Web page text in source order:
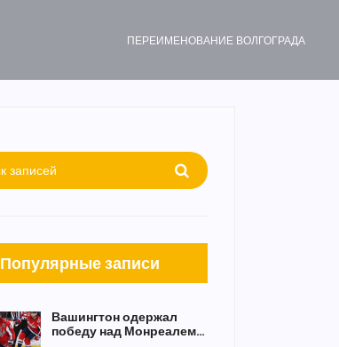
ПЕРЕИМЕНОВАНИЕ ВОЛГОГРАДА
Популярные записи
Вашингтон одержал
победу над Монреалем в